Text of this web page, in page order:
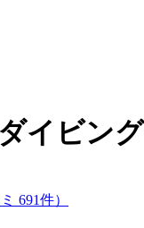
イビン
691件）